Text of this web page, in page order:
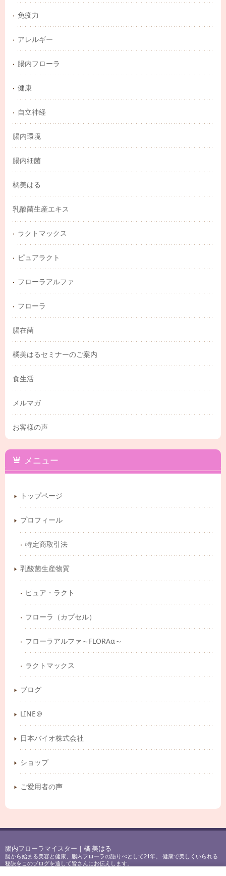
免疫力
アレルギー
腸内フローラ
健康
自立神経
腸内環境
腸内細菌
橘美はる
乳酸菌生産エキス
ラクトマックス
ピュアラクト
フローラアルファ
フローラ
腸在菌
橘美はるセミナーのご案内
食生活
メルマガ
お客様の声
メニュー
トップページ
プロフィール
特定商取引法
乳酸菌生産物質
ピュア・ラクト
フローラ（カプセル）
フローラアルファ～FLORAα～
ラクトマックス
ブログ
LINE＠
日本バイオ株式会社
ショップ
ご愛用者の声
腸内フローラマイスター｜橘 美はる
腸から始まる美容と健康、腸内フローラの語りべとして21年。 健康で美しくいられる
秘訣をこのブログを通して皆さんにお伝えします。